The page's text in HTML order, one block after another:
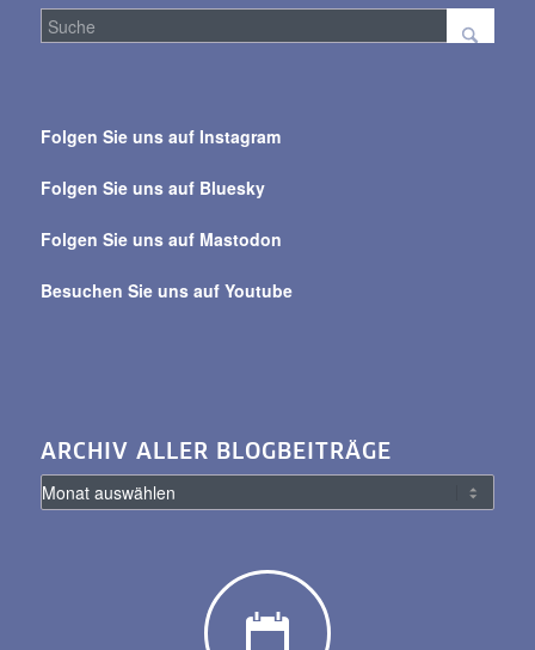
alle
Folgen Sie uns auf Instagram
Folgen Sie uns auf Bluesky
Folgen Sie uns auf Mastodon
Besuchen Sie uns auf Youtube
ARCHIV ALLER BLOGBEITRÄGE